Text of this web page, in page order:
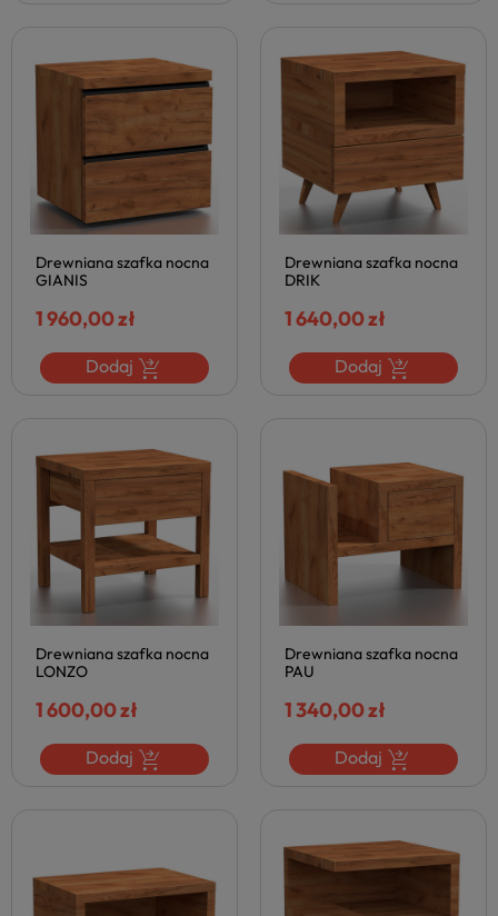
Drewniana szafka nocna
GIANIS
1 960,00 zł
Dodaj
Drewniana szafka nocna
DRIK
1 640,00 zł
Dodaj
Drewniana szafka nocna
LONZO
1 600,00 zł
Dodaj
Drewniana szafka nocna
PAU
1 340,00 zł
Dodaj